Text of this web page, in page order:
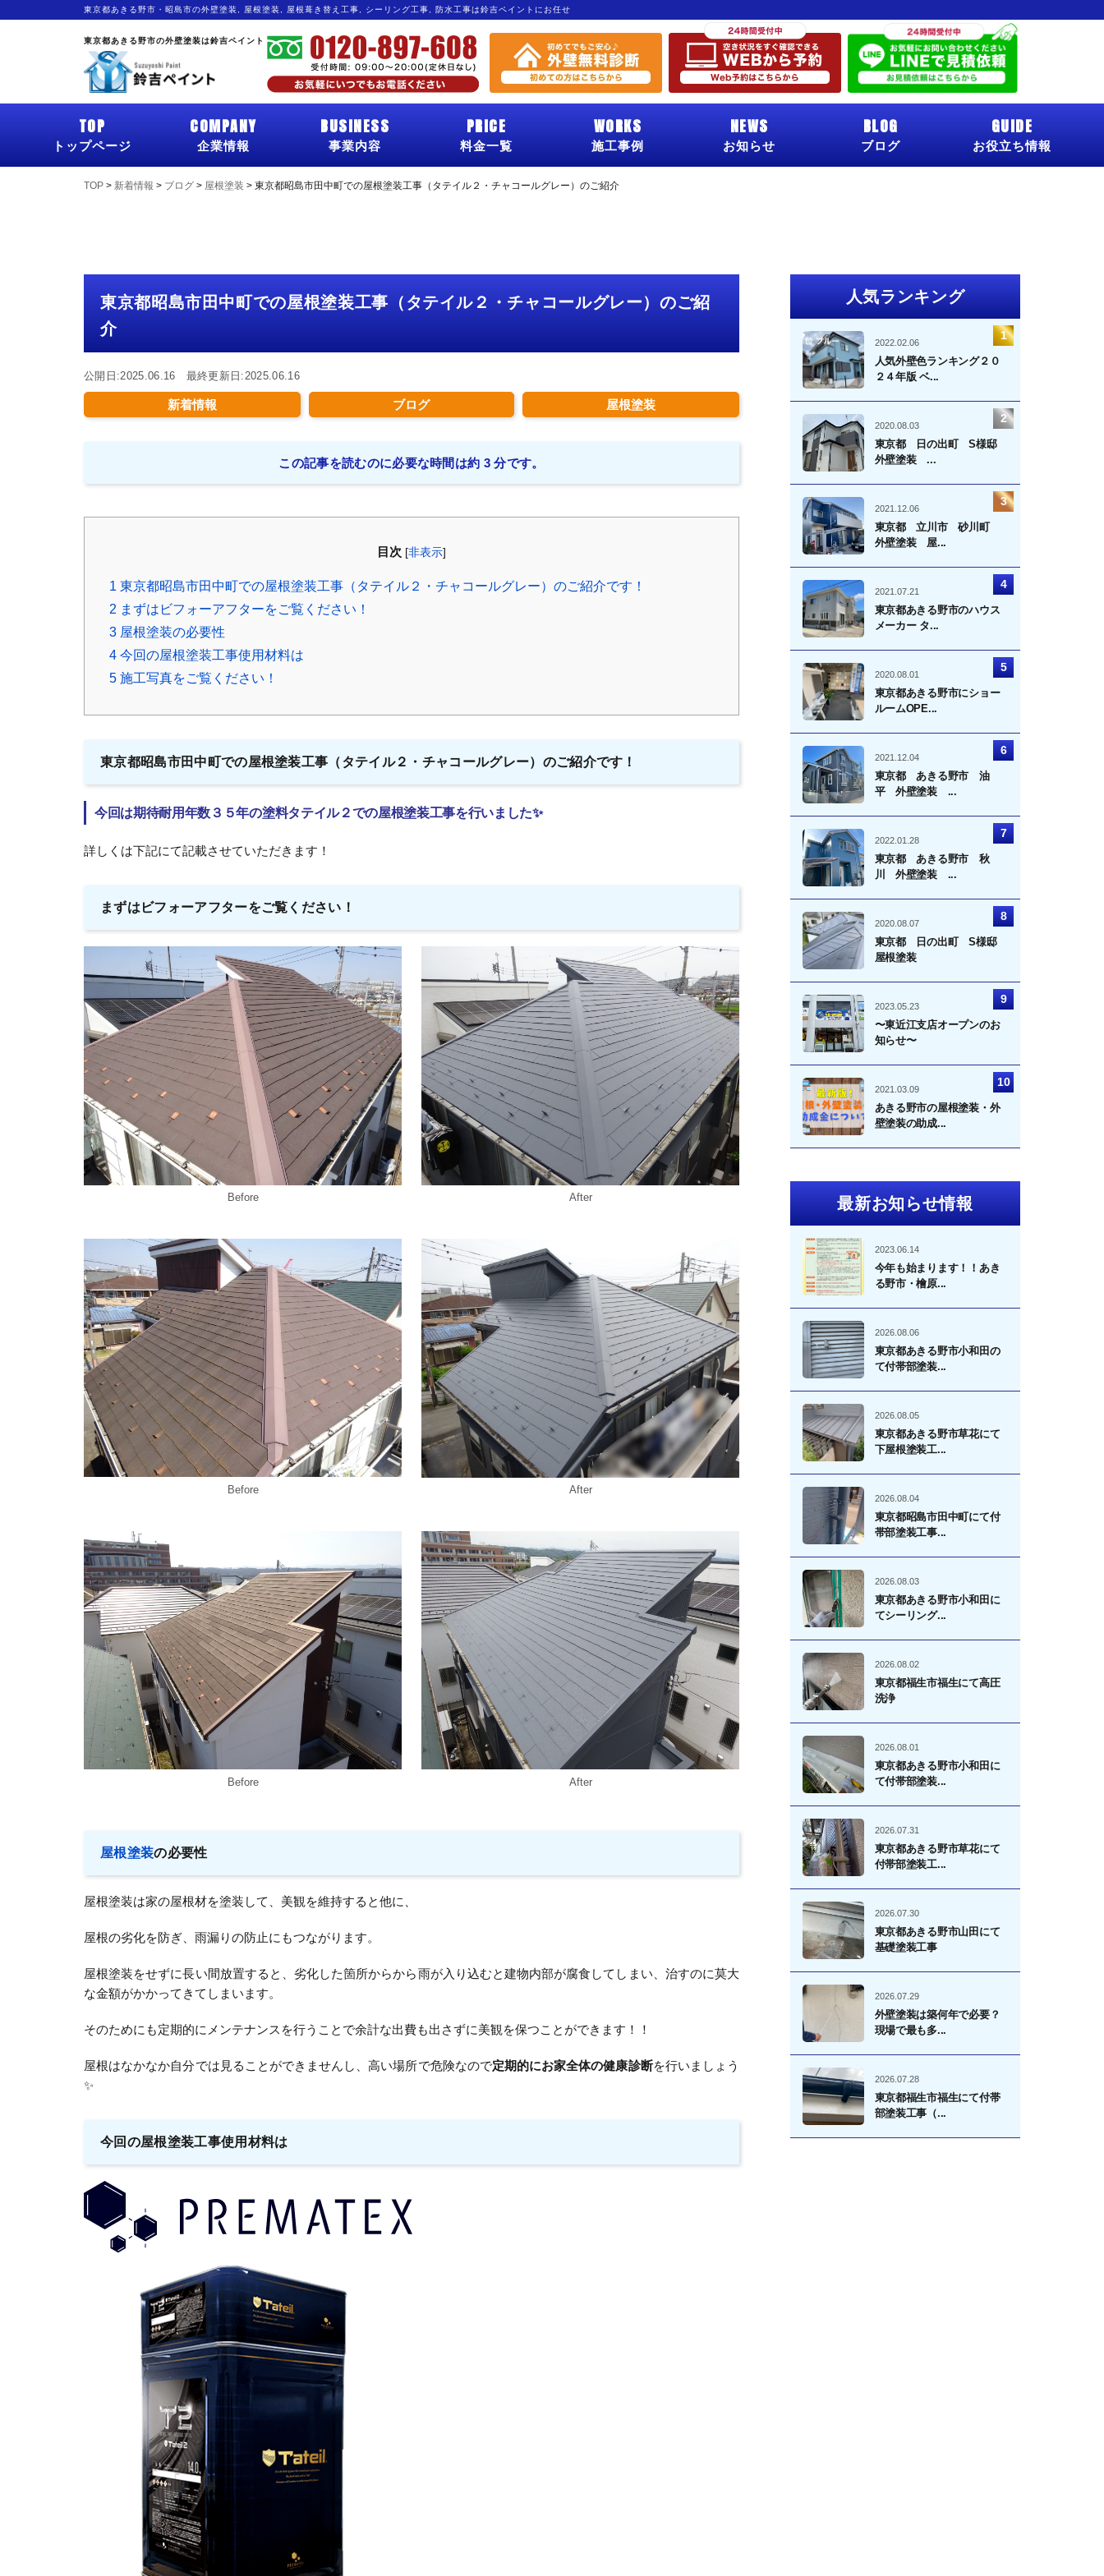
東京都あきる野市・昭島市の外壁塗装, 屋根塗装, 屋根葺き替え工事, シーリング工事, 防水工事は鈴吉ペイントにお任せ
東京都あきる野市の外壁塗装は鈴吉ペイント
TOP
トップページ
COMPANY
企業情報
BUSINESS
事業内容
PRICE
料金一覧
WORKS
施工事例
NEWS
お知らせ
BLOG
ブログ
GUIDE
お役立ち情報
TOP > 新着情報 > ブログ > 屋根塗装 > 東京都昭島市田中町での屋根塗装工事（タテイル２・チャコールグレー）のご紹介
東京都昭島市田中町での屋根塗装工事（タテイル２・チャコールグレー）のご紹
介
公開日:2025.06.16 最終更新日:2025.06.16
新着情報 ブログ 屋根塗装
この記事を読むのに必要な時間は約 3 分です。
目次 [非表示]
1 東京都昭島市田中町での屋根塗装工事（タテイル２・チャコールグレー）のご紹介です！
2 まずはビフォーアフターをご覧ください！
3 屋根塗装の必要性
4 今回の屋根塗装工事使用材料は
5 施工写真をご覧ください！
東京都昭島市田中町での屋根塗装工事（タテイル２・チャコールグレー）のご紹介です！
今回は期待耐用年数３５年の塗料タテイル２での屋根塗装工事を行いました✨
詳しくは下記にて記載させていただきます！
まずはビフォーアフターをご覧ください！
Before After
Before After
Before After
屋根塗装の必要性
屋根塗装は家の屋根材を塗装して、美観を維持すると他に、
屋根の劣化を防ぎ、雨漏りの防止にもつながります。
屋根塗装をせずに長い間放置すると、劣化した箇所からから雨が入り込むと建物内部が腐食してしまい、治すのに莫大
な金額がかかってきてしまいます。
そのためにも定期的にメンテナンスを行うことで余計な出費も出さずに美観を保つことができます！！
屋根はなかなか自分では見ることができませんし、高い場所で危険なので定期的にお家全体の健康診断を行いましょう
✨
今回の屋根塗装工事使用材料は
人気ランキング
2022.02.06
人気外壁色ランキング２０
２４年版 ベ...
2020.08.03
東京都 日の出町 S様邸
外壁塗装 ...
2021.12.06
東京都 立川市 砂川町
外壁塗装 屋...
2021.07.21
東京都あきる野市のハウス
メーカー タ...
2020.08.01
東京都あきる野市にショー
ルームOPE...
2021.12.04
東京都 あきる野市 油
平 外壁塗装 ...
2022.01.28
東京都 あきる野市 秋
川 外壁塗装 ...
2020.08.07
東京都 日の出町 S様邸
屋根塗装
2023.05.23
〜東近江支店オープンのお
知らせ〜
2021.03.09
あきる野市の屋根塗装・外
壁塗装の助成...
最新お知らせ情報
2023.06.14
今年も始まります！！あき
る野市・檜原...
2026.08.06
東京都あきる野市小和田の
て付帯部塗装...
2026.08.05
東京都あきる野市草花にて
下屋根塗装工...
2026.08.04
東京都昭島市田中町にて付
帯部塗装工事...
2026.08.03
東京都あきる野市小和田に
てシーリング...
2026.08.02
東京都福生市福生にて高圧
洗浄
2026.08.01
東京都あきる野市小和田に
て付帯部塗装...
2026.07.31
東京都あきる野市草花にて
付帯部塗装工...
2026.07.30
東京都あきる野市山田にて
基礎塗装工事
2026.07.29
外壁塗装は築何年で必要？
現場で最も多...
2026.07.28
東京都福生市福生にて付帯
部塗装工事（...